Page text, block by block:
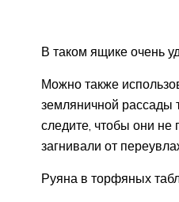
В таком ящике очень
Можно также
земляничной рассады
следите, чтобы они не
загнивали от
Руяна в торфяных